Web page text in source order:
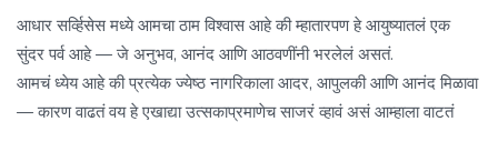
आधार सर्व्हिसेस मध्ये आमचा ठाम विश्वास आहे की म्हातारपण हे आयुष्यातलं एक
सुंदर पर्व आहे — जे अनुभव, आनंद आणि आठवणींनी भरलेलं असतं.
आमचं ध्येय आहे की प्रत्येक ज्येष्ठ नागरिकाला आदर, आपुलकी आणि आनंद मिळावा
— कारण वाढतं वय हे एखाद्या उत्सकाप्रमाणेच साजरं व्हावं असं आम्हाला वाटतं